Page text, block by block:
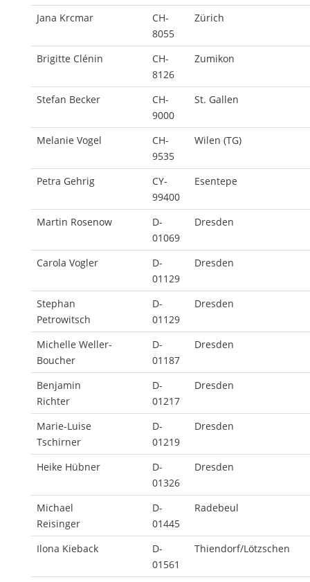
Jana Krcmar
CH-
8055
Zürich
Brigitte Clénin
CH-
8126
Zumikon
Stefan Becker
CH-
9000
St. Gallen
Melanie Vogel
CH-
9535
Wilen (TG)
Petra Gehrig
CY-
99400
Esentepe
Martin Rosenow
D-
01069
Dresden
Carola Vogler
D-
01129
Dresden
Stephan
Petrowitsch
D-
01129
Dresden
Michelle Weller-
Boucher
D-
01187
Dresden
Benjamin
Richter
D-
01217
Dresden
Marie-Luise
Tschirner
D-
01219
Dresden
Heike Hübner
D-
01326
Dresden
Michael
Reisinger
D-
01445
Radebeul
Ilona Kieback
D-
01561
Thiendorf/Lötzschen